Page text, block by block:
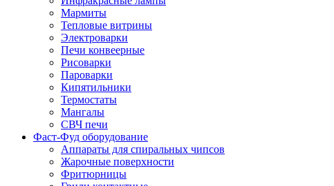
Мармиты
Тепловые витрины
Электроварки
Печи конвеерные
Рисоварки
Пароварки
Кипятильники
Термостаты
Мангалы
СВЧ печи
Фаст-Фуд оборудование
Аппараты для спиральных чипсов
Жарочные поверхности
Фритюрницы